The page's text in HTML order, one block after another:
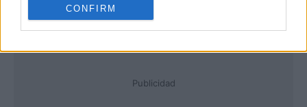
CONFIRM
Publicidad